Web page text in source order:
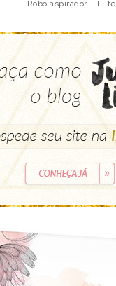
Robô aspirador – ILife